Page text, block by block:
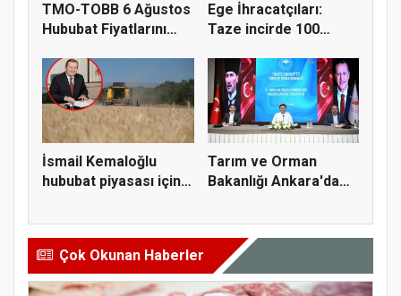
TMO-TOBB 6 Ağustos
Hububat Fiyatlarını
Ege İhracatçıları:
Taze incirde 100
İsmail Kemaloğlu
hububat piyasası için 4
Tarım ve Orman
Bakanlığı Ankara'da
Çok Okunan Haberler